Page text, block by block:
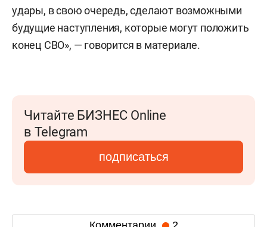
удары, в свою очередь, сделают возможными
будущие наступления, которые могут положить
конец СВО», — говорится в материале.
Читайте БИЗНЕС Online
в Telegram
подписаться